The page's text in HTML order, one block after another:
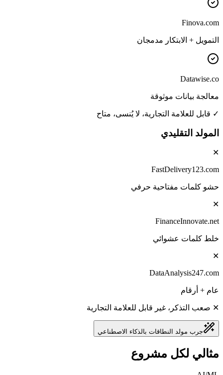
Finova.com
التمويل + الابتكار مدمجان
Datawise.co
معالجة بيانات موثوقة
✓ قابل للعلامة التجارية، لا يُنسى، متاح
المولد التقليدي
✕
FastDelivery123.com
حشو كلمات مفتاحية حرفي
✕
FinanceInnovate.net
خلط كلمات عشوائي
✕
DataAnalysis247.com
عام + أرقام
✕ صعب التذكر، غير قابل للعلامة التجارية
جرب مولد النطاقات بالذكاء الاصطناعي
مثالي لكل مشروع